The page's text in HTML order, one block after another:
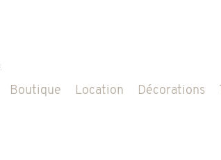
Boutique Location Décorations